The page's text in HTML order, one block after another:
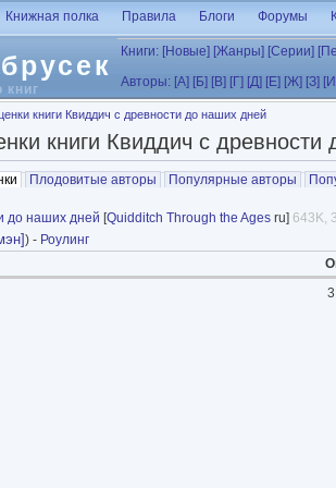
книг
Книжная полка Правила Блоги Форумы
Книги: [Новые] [Жанры] [Серии]
Авторы: [А] [Б] [В] [Г] [Д] [Е] [Ж] [З]
книги Квиддич с древности до наших дней
книги Квиддич с древности
(активная вкладка)
Плодовитые авторы Популярные авторы
до наших дней [Quidditch Through the Ages ru] 643K,
) - Роулинг
3